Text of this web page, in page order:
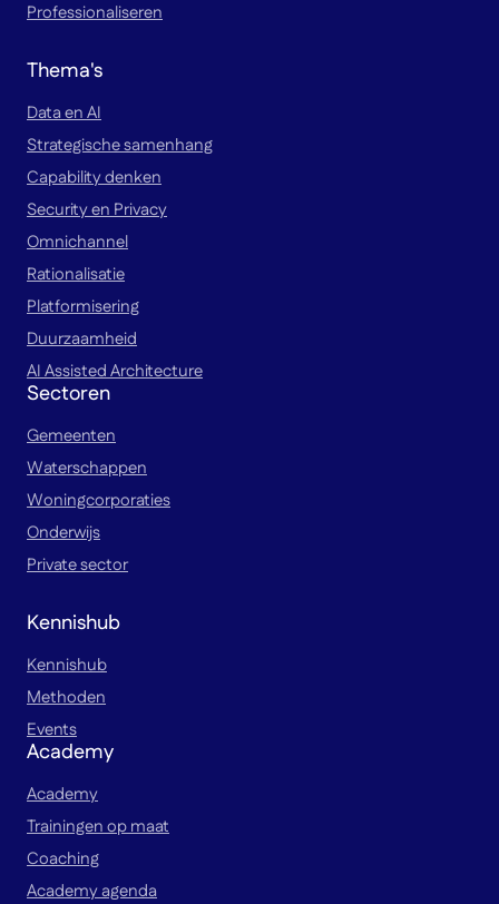
Professionaliseren
Thema's
Data en AI
Strategische samenhang
Capability denken
Security en Privacy
Omnichannel
Rationalisatie
Platformisering
Duurzaamheid
AI Assisted Architecture
Sectoren
Gemeenten
Waterschappen
Woningcorporaties
Onderwijs
Private sector
Kennishub
Kennishub
Methoden
Events
Academy
Academy
Trainingen op maat
Coaching
Academy agenda